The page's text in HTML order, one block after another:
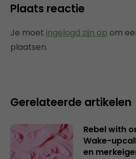
Plaats reactie
Je moet ingelogd zijn op om
plaatsen.
Gerelateerde artikelen
Rebel with
Wake-
en